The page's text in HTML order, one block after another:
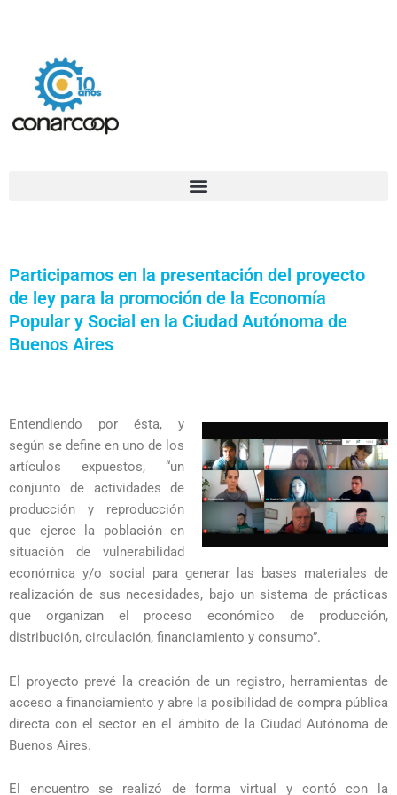
Participamos en la presentación del proyecto
de ley para la promoción de la Economía
Popular y Social en la Ciudad Autónoma de
Buenos Aires
Entendiendo por ésta, y
según se define en uno de los
artículos expuestos, “un
conjunto de actividades de
producción y reproducción
que ejerce la población en
situación de vulnerabilidad
económica y/o social para generar las bases materiales de
realización de sus necesidades, bajo un sistema de prácticas
que organizan el proceso económico de producción,
distribución, circulación, financiamiento y consumo”.
El proyecto prevé la creación de un registro, herramientas de
acceso a financiamiento y abre la posibilidad de compra pública
directa con el sector en el ámbito de la Ciudad Autónoma de
Buenos Aires.
El encuentro se realizó de forma virtual y contó con la